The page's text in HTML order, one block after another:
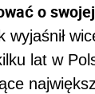
o
wyjaśnił
lat w